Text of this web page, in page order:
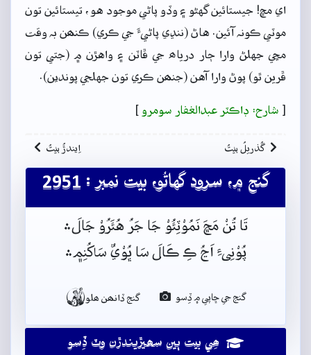
اي مڇ! جيستائين گهڻو ۽ وڏو پاڻي موجود هو، تيستائين تون
موٽي ڪونہ آئين. هاڻ (ننڍي پاڻيءَ جي ڪري) ڪنھن بہ وقت
مڇي جهلڻ وارا ڄار درياھ جي ڦاٽن ۽ واهڙن ۾ (جتي تون
ڦرين ٿو) پوڻ وارا آهن (جنھن ڪري تون جهلجي پوندين).
[ شارح: ڊاڪٽر عبدالغفار سومرو ]
گُذريلُ بيتُ اِيندڙُ بيتُ
گنج ۾، سرود گهاتُو، بيت نمبر : 2951
تَا تُنْ مَڇَ نَمُوْٽِئُوْ جَا جَرُ هُئَرُوْ جَالَ﮶
پُوْنِىءِ اَڃُ ڪِ ڪَالَ سَا ڀُوْيٌ سَاکُنِم﮼﮶
گنج جي ڇاپي ۾ ڏِسو گنج ڏانھن ھلو
ھِي بيت ٻين سھيڙيندڙن وٽ ڏِسو